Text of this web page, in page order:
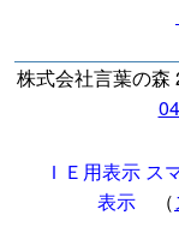
株式会社言葉の森
ＩＥ用表示 ス
表示 （